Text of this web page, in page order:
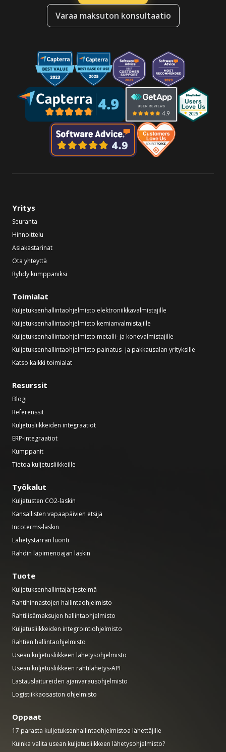
Varaa maksuton konsultaatio
Yritys
Seuranta
Hinnoittelu
Asiakastarinat
Ota yhteyttä
Ryhdy kumppaniksi
Toimialat
Kuljetuksenhallintaohjelmisto elektroniikkavalmistajille
Kuljetuksenhallintaohjelmisto kemianvalmistajille
Kuljetuksenhallintaohjelmisto metalli- ja konevalmistajille
Kuljetuksenhallintaohjelmisto painatus- ja pakkausalan yrityksille
Katso kaikki toimialat
Resurssit
Blogi
Referenssit
Kuljetusliikkeiden integraatiot
ERP-integraatiot
Kumppanit
Tietoa kuljetusliikkeille
Työkalut
Kuljetusten CO2-laskin
Kansallisten vapaapäivien etsijä
Incoterms-laskin
Lähetystarran luonti
Rahdin läpimenoajan laskin
Tuote
Kuljetuksenhallintajärjestelmä
Rahtihinnastojen hallintaohjelmisto
Rahtilisämaksujen hallintaohjelmisto
Kuljetusliikkeiden integrointiohjelmisto
Rahtien hallintaohjelmisto
Usean kuljetusliikkeen lähetysohjelmisto
Usean kuljetusliikkeen rahtilähetys-API
Lastauslaitureiden ajanvarausohjelmisto
Logistiikkaosaston ohjelmisto
Oppaat
17 parasta kuljetuksenhallintaohjelmistoa lähettäjille
Kuinka valita usean kuljetusliikkeen lähetysohjelmisto?